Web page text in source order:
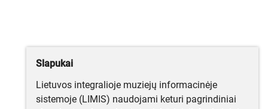
Slapukai
Lietuvos integralioje muziejų informacinėje
sistemoje (LIMIS) naudojami keturi pagrindiniai